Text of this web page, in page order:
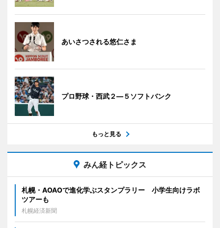
あいさつされる悠仁さま
プロ野球・西武２―５ソフトバンク
もっと見る
みん経トピックス
札幌・AOAOで進化学ぶスタンプラリー 小学生向けラボ
ツアーも
札幌経済新聞